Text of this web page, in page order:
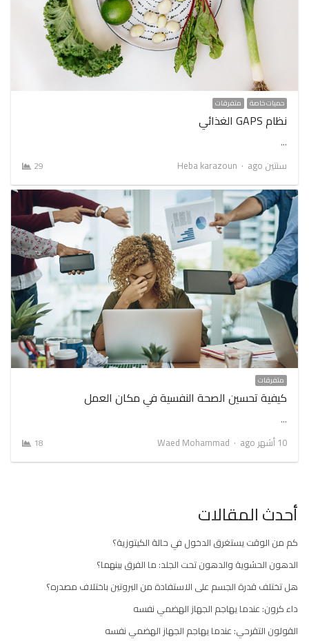
حميات خاصة متفرقات
نظام GAPS الغذائي
…
سنتين ago
Author
Heba karazoun
29
متفرقات
كيفية تحسين الصحة النفسية في مكان العمل
…
10 أشهر ago
Author
Waed Mohammad
18
أحدث المقالات
كم من الوقت يستغرق الدخول في حالة الكيتوزية؟
الدهون الحشوية والدهون تحت الجلد: ما الفرق بينهما؟
هل تختلف قدرة الجسم على الاستفادة من البروتين باختلاف مصدره؟
داء كرون: عندما يهاجم الجهاز الهضمي نفسه
القولون التقرحي: عندما يهاجم الجهاز الهضمي نفسه